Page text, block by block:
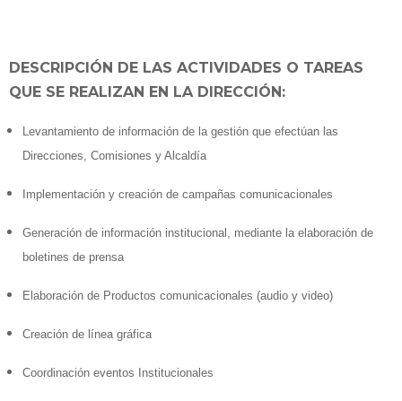
DESCRIPCIÓN DE LAS ACTIVIDADES O TAREAS
QUE SE REALIZAN EN LA DIRECCIÓN:
Levantamiento de información de la gestión que efectúan las
Direcciones, Comisiones y Alcaldía
Implementación y creación de campañas comunicacionales
Generación de información institucional, mediante la elaboración de
boletines de prensa
Elaboración de Productos comunicacionales (audio y video)
Creación de línea gráfica
Coordinación eventos Institucionales